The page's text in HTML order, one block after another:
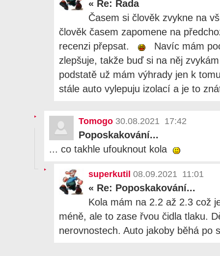
« Re: Rada
Časem si člověk zvykne na
člověk časem zapomene na
recenzi přepsat.
Navíc mám
zlepšuje, takže buď si na něj
podstatě už mám výhrady jen k
stále auto vylepuju izolací a je to
Tomogo 30.08.2021 17:42
Poposkakování...
... co takhle ufouknout kola
superkutil 08.09.2021 11:01
« Re: Poposkakování...
Kola mám na 2.2 až 2.3 což
méně, ale to zase řvou čidla tlaku.
nerovnostech. Auto jakoby běhá po